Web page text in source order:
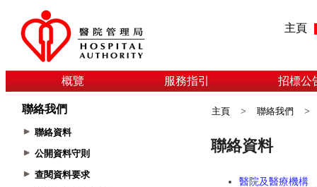
主頁
概覽 服務指引 招標公
聯絡我們
聯絡資料
公開資料守則
查閱資料要求
主頁 > 聯絡我們 >